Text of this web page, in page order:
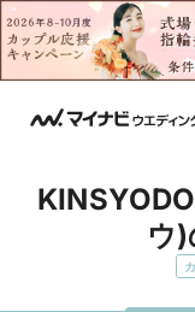
ウ)